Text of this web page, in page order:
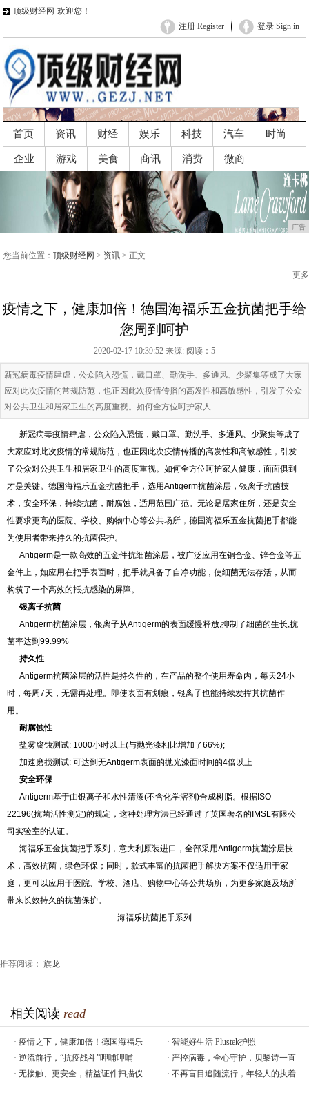
顶级财经网-欢迎您！
登录 Sign in
注册 Register
首页 资讯 财经 娱乐 科技 汽车 时尚
企业 游戏 美食 商讯 消费 微商
广告
您当前位置： 顶级财经网 > 资讯 > 正文
更多
疫情之下，健康加倍！德国海福乐五金抗菌把手给
您周到呵护
2020-02-17 10:39:52 来源: 阅读：5
新冠病毒疫情肆虐，公众陷入恐慌，戴口罩、勤洗手、多通风、少聚集等成了大家
应对此次疫情的常规防范，也正因此次疫情传播的高发性和高敏感性，引发了公众
对公共卫生和居家卫生的高度重视。如何全方位呵护家人
新冠病毒疫情肆虐，公众陷入恐慌，戴口罩、勤洗手、多通风、少聚集等成了
大家应对此次疫情的常规防范，也正因此次疫情传播的高发性和高敏感性，引发
了公众对公共卫生和居家卫生的高度重视。如何全方位呵护家人健康，面面俱到
才是关键。德国海福乐五金抗菌把手，选用Antigerm抗菌涂层，银离子抗菌技
术，安全环保，持续抗菌，耐腐蚀，适用范围广范。无论是居家住所，还是安全
性要求更高的医院、学校、购物中心等公共场所，德国海福乐五金抗菌把手都能
为使用者带来持久的抗菌保护。
Antigerm是一款高效的五金件抗细菌涂层，被广泛应用在铜合金、锌合金等五
金件上，如应用在把手表面时，把手就具备了自净功能，使细菌无法存活，从而
构筑了一个高效的抵抗感染的屏障。
银离子抗菌
Antigerm抗菌涂层，银离子从Antigerm的表面缓慢释放,抑制了细菌的生长,抗
菌率达到99.99%
持久性
Antigerm抗菌涂层的活性是持久性的，在产品的整个使用寿命内，每天24小
时，每周7天，无需再处理。即使表面有划痕，银离子也能持续发挥其抗菌作
用。
耐腐蚀性
盐雾腐蚀测试: 1000小时以上(与抛光漆相比增加了66%);
加速磨损测试: 可达到无Antigerm表面的抛光漆面时间的4倍以上
安全环保
Antigerm基于由银离子和水性清漆(不含化学溶剂)合成树脂。根据ISO
22196(抗菌活性测定)的规定，这种处理方法已经通过了英国著名的IMSL有限公
司实验室的认证。
海福乐五金抗菌把手系列，意大利原装进口，全部采用Antigerm抗菌涂层技
术，高效抗菌，绿色环保；同时，款式丰富的抗菌把手解决方案不仅适用于家
庭，更可以应用于医院、学校、酒店、购物中心等公共场所，为更多家庭及场所
带来长效持久的抗菌保护。
海福乐抗菌把手系列
推荐阅读： 旗龙
相关阅读 read
· 疫情之下，健康加倍！德国海福乐 · 智能好生活 Plustek护照
· 逆流前行，“抗疫战斗”呷哺呷哺 · 严控病毒，全心守护，贝黎诗一直
· 无接触、更安全，精益证件扫描仪 · 不再盲目追随流行，年轻人的执着